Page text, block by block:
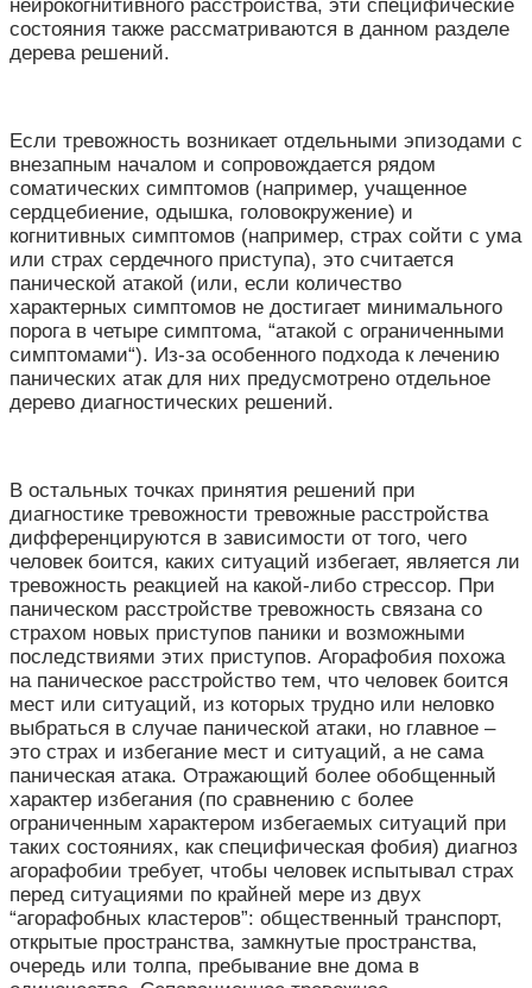
нейрокогнитивного расстройства, эти специфические
состояния также рассматриваются в данном разделе
дерева решений.
Если тревожность возникает отдельными эпизодами с
внезапным началом и сопровождается рядом
соматических симптомов (например, учащенное
сердцебиение, одышка, головокружение) и
когнитивных симптомов (например, страх сойти с ума
или страх сердечного приступа), это считается
панической атакой (или, если количество
характерных симптомов не достигает минимального
порога в четыре симптома, “атакой с ограниченными
симптомами“). Из-за особенного подхода к лечению
панических атак для них предусмотрено отдельное
дерево диагностических решений.
В остальных точках принятия решений при
диагностике тревожности тревожные расстройства
дифференцируются в зависимости от того, чего
человек боится, каких ситуаций избегает, является ли
тревожность реакцией на какой-либо стрессор. При
паническом расстройстве тревожность связана со
страхом новых приступов паники и возможными
последствиями этих приступов. Агорафобия похожа
на паническое расстройство тем, что человек боится
мест или ситуаций, из которых трудно или неловко
выбраться в случае панической атаки, но главное –
это страх и избегание мест и ситуаций, а не сама
паническая атака. Отражающий более обобщенный
характер избегания (по сравнению с более
ограниченным характером избегаемых ситуаций при
таких состояниях, как специфическая фобия) диагноз
агорафобии требует, чтобы человек испытывал страх
перед ситуациями по крайней мере из двух
“агорафобных кластеров”: общественный транспорт,
открытые пространства, замкнутые пространства,
очередь или толпа, пребывание вне дома в